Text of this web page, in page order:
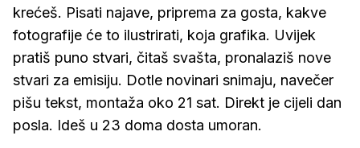
krećeš. Pisati najave, priprema za gosta, kakve
fotografije će to ilustrirati, koja grafika. Uvijek
pratiš puno stvari, čitaš svašta, pronalaziš nove
stvari za emisiju. Dotle novinari snimaju, navečer
pišu tekst, montaža oko 21 sat. Direkt je cijeli dan
posla. Ideš u 23 doma dosta umoran.